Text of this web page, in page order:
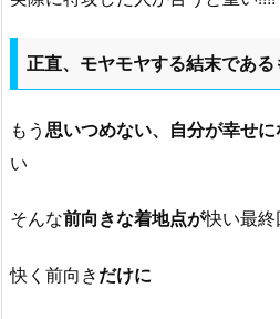
正直、モヤモヤする結末である
もう 思いつめない、自分が幸せ
い
そんな前向きな着地点が快い最終
快く前向き だけに